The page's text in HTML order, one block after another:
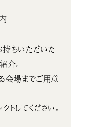
ちいただいた
介。
会場までご用意
してください。